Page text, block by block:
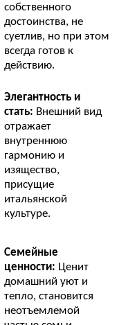
собственного
достоинства, не
суетлив, но при этом
всегда готов к
действию.
Элегантность и
стать: Внешний вид
отражает
внутреннюю
гармонию и
изящество,
присущие
итальянской
культуре.
Семейные
ценности: Ценит
домашний уют и
тепло, становится
неотъемлемой